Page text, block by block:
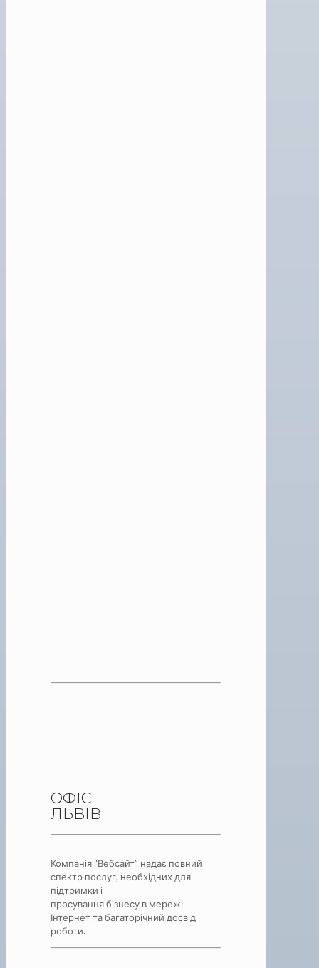
ОФІС
ЛЬВІВ
Компанія “Вебсайт” надає повний
спектр послуг, необхідних для
підтримки і
просування бізнесу в мережі
Інтернет та багаторічний досвід
роботи.